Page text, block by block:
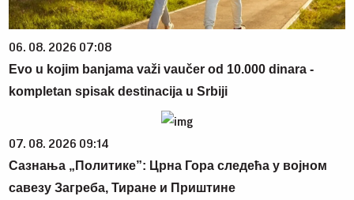
06. 08. 2026 07:08
Evo u kojim banjama važi vaučer od 10.000 dinara -
kompletan spisak destinacija u Srbiji
07. 08. 2026 09:14
Сазнања „Политике”: Црна Гора следећа у војном
савезу Загреба, Тиране и Приштине